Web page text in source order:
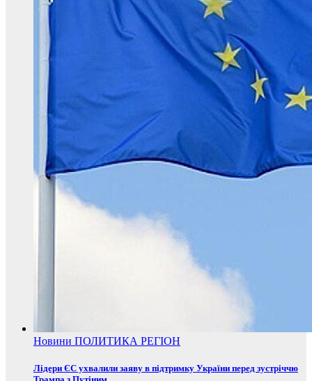
Новини ПОЛИТИКА РЕГІОН
Лідери ЄС ухвалили заяву в підтримку України перед зустріччю